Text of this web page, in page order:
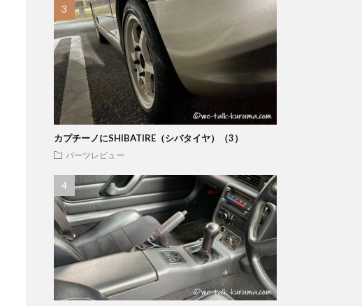
カプチーノにSHIBATIRE（シバタイヤ）（3）
パーツレビュー